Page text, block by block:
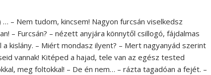
– Nem tudom, kincsem! Nagyon furcsán viselkedsz
– Furcsán? – nézett anyjára könnytől csillogó, fájdalmas
kislány. – Miért mondasz ilyent? – Mert nagyanyád szerint
vannak! Kitéped a hajad, tele van az egész tested
meg foltokkal! – De én nem… – rázta tagadóan a fejét. –